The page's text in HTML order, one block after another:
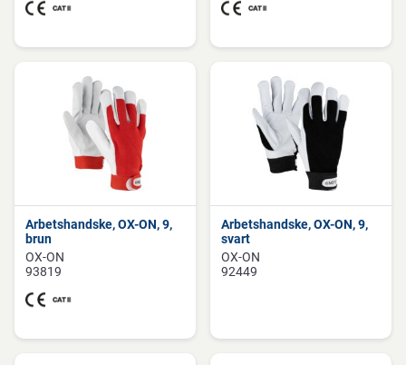
Arbetshandske, OX-ON, 9,
brun
OX-ON
93819
Arbetshandske, OX-ON, 9,
svart
OX-ON
92449